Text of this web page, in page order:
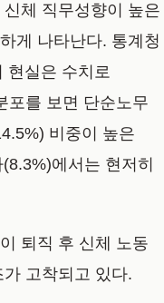
체 직무성향이 높은
게 나타난다. 통계청
현실은 수치로
포를 보면 단순노무
비중이 높은
에서는 현저히
퇴직 후 신체 노동
고착되고 있다.